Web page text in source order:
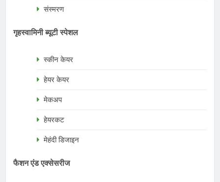
संस्मरण
गृहस्वामिनी ब्यूटी स्पेशल
स्कीन केयर
हेयर केयर
मेकअप
हेयरकट
मेहंदी डिजाइन
फैशन एंड एक्सेसरीज